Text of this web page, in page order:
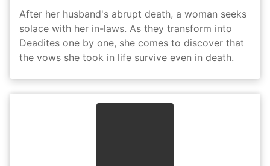
After her husband's abrupt death, a woman seeks
solace with her in-laws. As they transform into
Deadites one by one, she comes to discover that
the vows she took in life survive even in death.